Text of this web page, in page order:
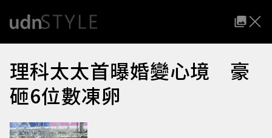
理科太太首曝婚變心境 豪
砸6位數凍卵